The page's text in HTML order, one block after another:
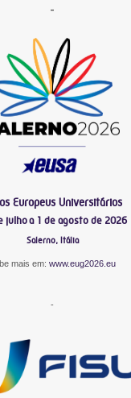
-
Europeus Universitários
julho a 1 de agosto de 2026
Salerno, Itália
mais em: www.eug2026.eu
-